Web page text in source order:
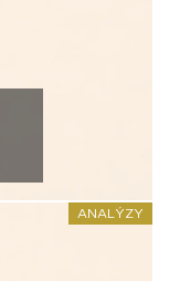
ANALÝZY